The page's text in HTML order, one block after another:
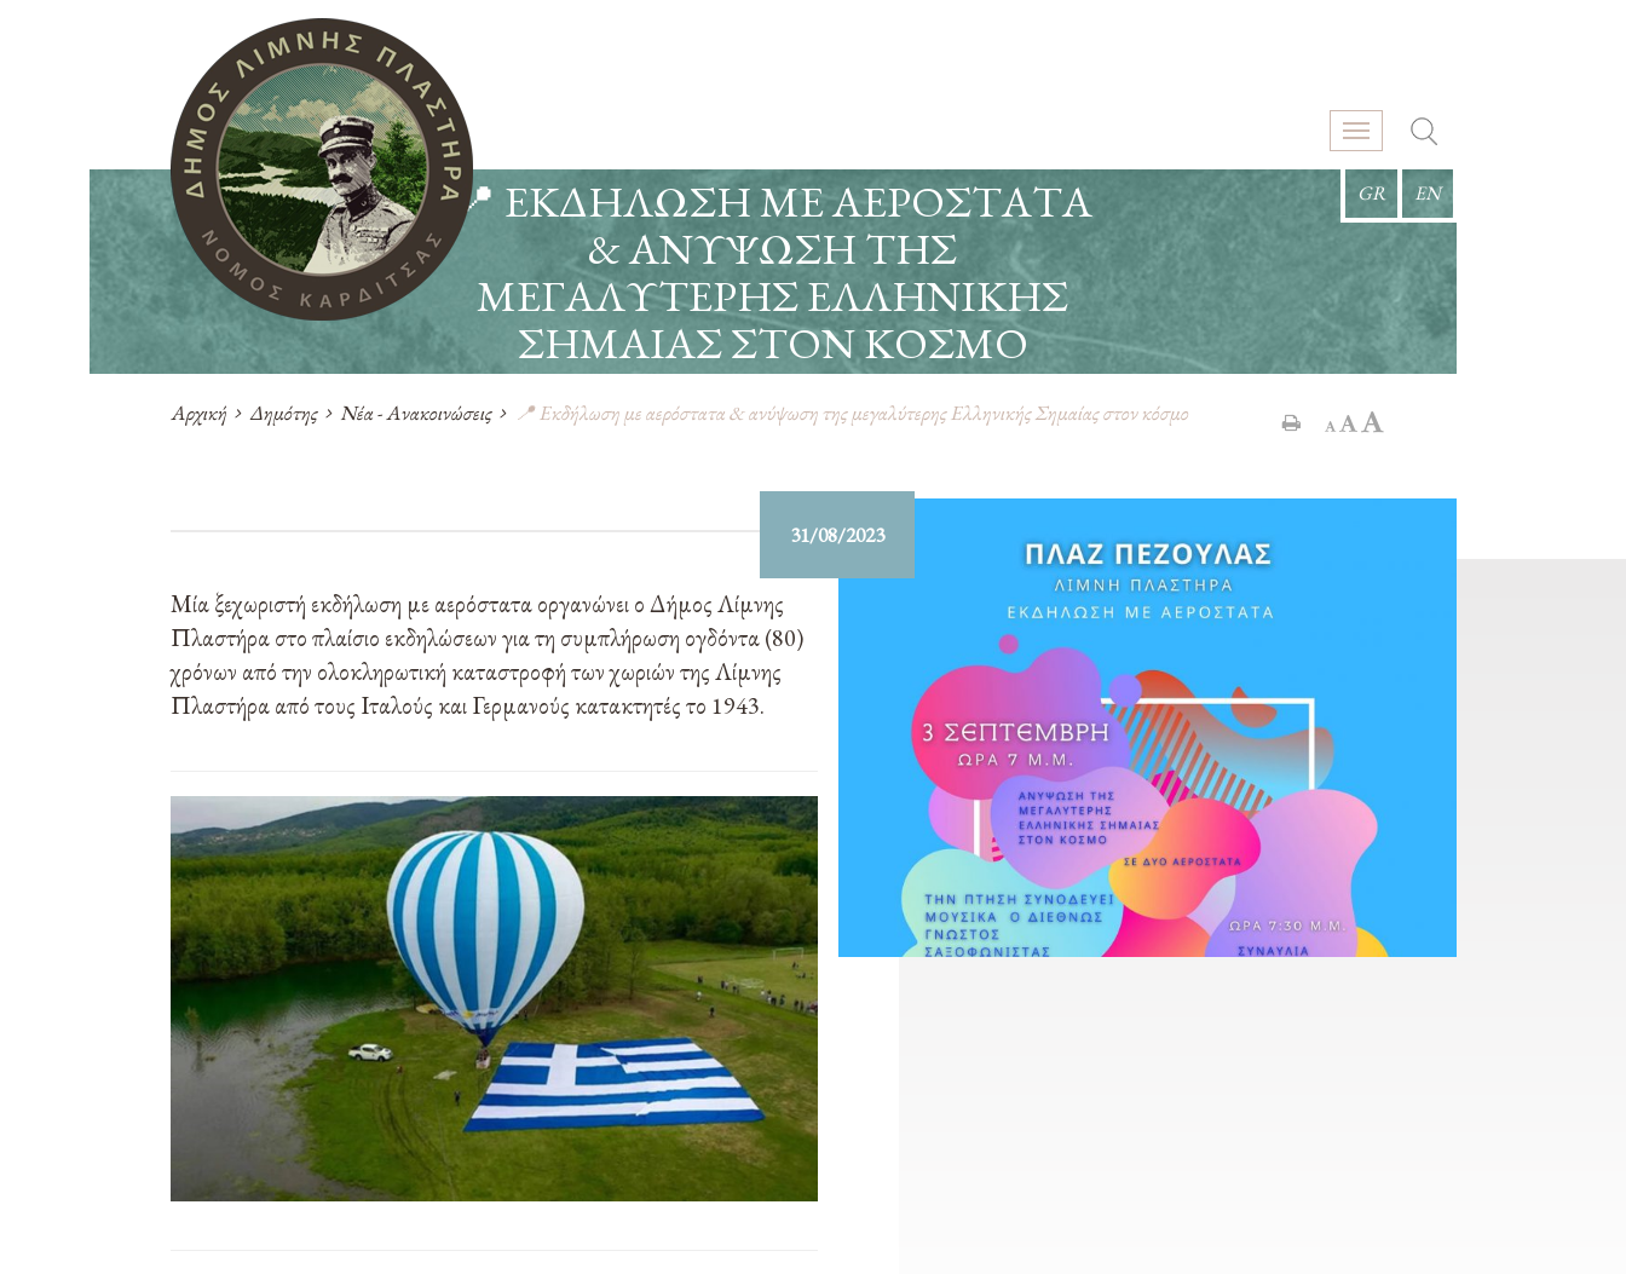
GR EN
📍 ΕΚΔΉΛΩΣΗ ΜΕ ΑΕΡΌΣΤΑΤΑ
& ΑΝΎΨΩΣΗ ΤΗΣ
ΜΕΓΑΛΎΤΕΡΗΣ ΕΛΛΗΝΙΚΉΣ
ΣΗΜΑΊΑΣ ΣΤΟΝ ΚΌΣΜΟ
Αρχική Δημότης Νέα - Ανακοινώσεις 📍 Εκδήλωση με αερόστατα & ανύψωση της μεγαλύτερης Ελληνικής Σημαίας στον κόσμο
31/08/2023
Μία ξεχωριστή εκδήλωση με αερόστατα οργανώνει ο Δήμος Λίμνης
Πλαστήρα στο πλαίσιο εκδηλώσεων για τη συμπλήρωση ογδόντα (80)
χρόνων από την ολοκληρωτική καταστροφή των χωριών της Λίμνης
Πλαστήρα από τους Ιταλούς και Γερμανούς κατακτητές το 1943.